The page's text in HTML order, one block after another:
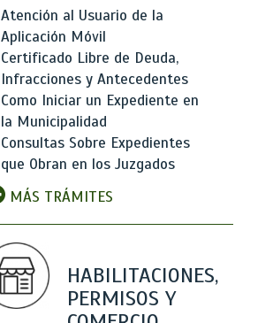
Atención al Usuario de la
Aplicación Móvil
Certificado Libre de Deuda,
Infracciones y Antecedentes
Como Iniciar un Expediente en
la Municipalidad
Consultas Sobre Expedientes
que Obran en los Juzgados
MÁS TRÁMITES
HABILITACIONES,
PERMISOS Y